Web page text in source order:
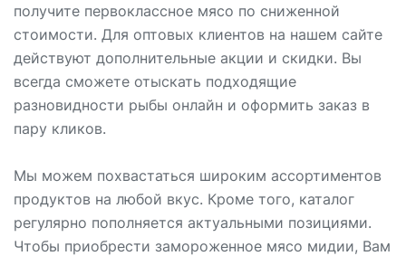
получите первоклассное мясо по сниженной
стоимости. Для оптовых клиентов на нашем сайте
действуют дополнительные акции и скидки. Вы
всегда сможете отыскать подходящие
разновидности рыбы онлайн и оформить заказ в
пару кликов.
Мы можем похвастаться широким ассортиментов
продуктов на любой вкус. Кроме того, каталог
регулярно пополняется актуальными позициями.
Чтобы приобрести замороженное мясо мидии, Вам